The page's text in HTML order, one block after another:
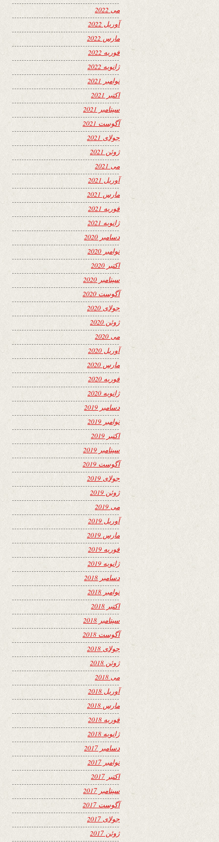
می 2022
آوریل 2022
مارس 2022
فوریه 2022
ژانویه 2022
نوامبر 2021
اکتبر 2021
سپتامبر 2021
آگوست 2021
جولای 2021
ژوئن 2021
می 2021
آوریل 2021
مارس 2021
فوریه 2021
ژانویه 2021
دسامبر 2020
نوامبر 2020
اکتبر 2020
سپتامبر 2020
آگوست 2020
جولای 2020
ژوئن 2020
می 2020
آوریل 2020
مارس 2020
فوریه 2020
ژانویه 2020
دسامبر 2019
نوامبر 2019
اکتبر 2019
سپتامبر 2019
آگوست 2019
جولای 2019
ژوئن 2019
می 2019
آوریل 2019
مارس 2019
فوریه 2019
ژانویه 2019
دسامبر 2018
نوامبر 2018
اکتبر 2018
سپتامبر 2018
آگوست 2018
جولای 2018
ژوئن 2018
می 2018
آوریل 2018
مارس 2018
فوریه 2018
ژانویه 2018
دسامبر 2017
نوامبر 2017
اکتبر 2017
سپتامبر 2017
آگوست 2017
جولای 2017
ژوئن 2017